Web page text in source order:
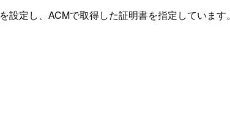
を設定し、ACMで取得した証明書を指定しています。